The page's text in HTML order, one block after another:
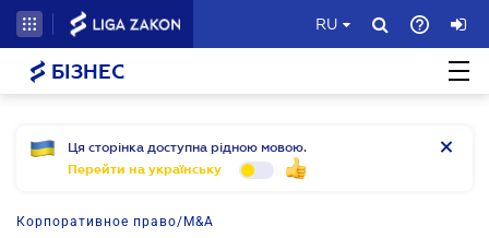
RU
БІЗНЕС
Ця сторінка доступна рідною мовою.
Перейти на українську
Корпоративное право/M&A